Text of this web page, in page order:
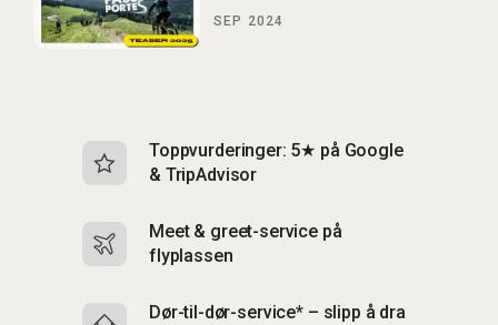
SEP 2024
Toppvurderinger: 5★ på Google
& TripAdvisor
Meet & greet-service på
flyplassen
Dør-til-dør-service* – slipp å dra